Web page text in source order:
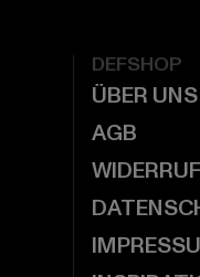
DEFSHOP
ÜBER UNS
AGB